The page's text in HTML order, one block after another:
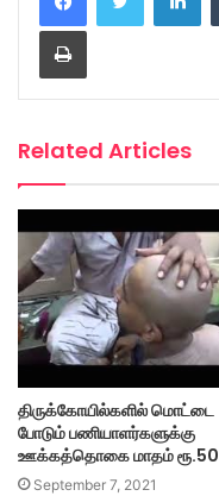
Print
Related Articles
திருக்கோயில்களில் மொட்டை
போடும் பணியாளர்களுக்கு
ஊக்கத்தொகை மாதம்
September 7, 2021